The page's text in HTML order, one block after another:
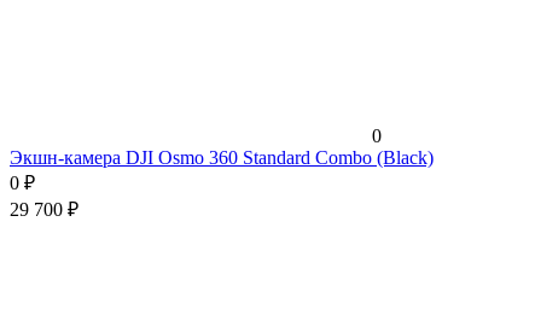
0
Экшн-камера DJI Osmo 360 Standard Combo (Black)
0 ₽
29 700 ₽